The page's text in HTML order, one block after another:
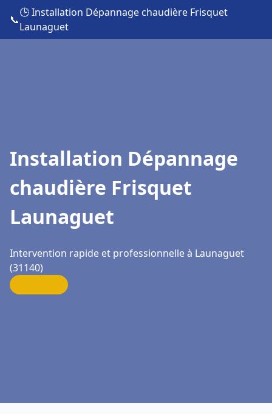
📞
🕒 Installation Dépannage chaudière Frisquet
Launaguet
Installation Dépannage
chaudière Frisquet
Launaguet
Intervention rapide et professionnelle à Launaguet
(31140)